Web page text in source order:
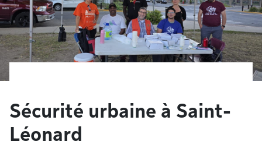
Sécurité urbaine à Saint-
Léonard